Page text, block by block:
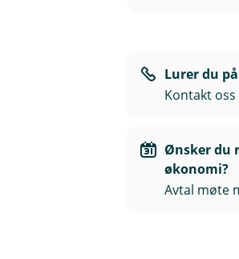
Lurer du
Kontakt
Ønsker du
økonomi?
Avtal møte